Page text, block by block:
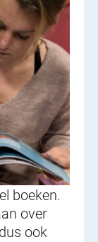
boeken.
over
ook